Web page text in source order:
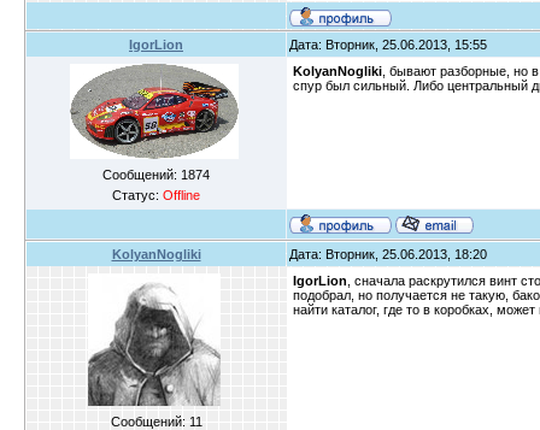
IgorLion Дата: Вторник, 25.06.2013, 15:55
Сообщений: 1874
Статус: Offline
KolyanNogliki , бывают разборные, но
спур был сильный. Либо центральный
KolyanNogliki Дата: Вторник, 25.06.2013, 18:20
Сообщений: 11
IgorLion , сначала раскрутился винт
подобрал, но получается не такую,
найти каталог, где то в коробках,